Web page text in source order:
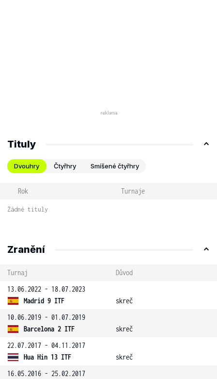
Tituly
Dvouhry Čtyřhry Smíšené čtyřhry
Rok Turnaje
Žádné tituly
Zranění
Turnaj
Důvod
13.06.2022 - 18.07.2023
Madrid 9 ITF
skreč
10.06.2019 - 01.07.2019
Barcelona 2 ITF
skreč
22.07.2017 - 04.11.2017
Hua Hin 13 ITF
skreč
16.05.2016 - 25.02.2017